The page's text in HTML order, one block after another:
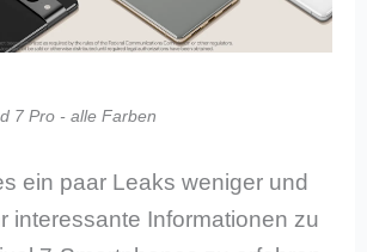
7 Pro - alle Farben
ein paar Leaks weniger und
interessante Informationen zu